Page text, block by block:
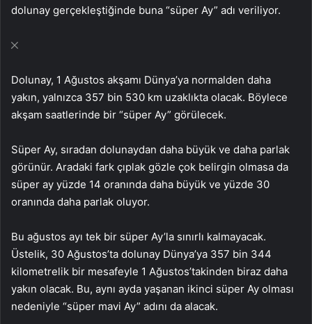
dolunay gerçekleştiğinde buna “süper Ay” adı veriliyor.
Dolunay, 1 Ağustos akşamı Dünya’ya normalden daha
yakın, yalnızca 357 bin 530 km uzaklıkta olacak. Böylece
akşam saatlerinde bir “süper Ay” görülecek.
Süper Ay, sıradan dolunaydan daha büyük ve daha parlak
görünür. Aradaki fark çıplak gözle çok belirgin olmasa da
süper ay yüzde 14 oranında daha büyük ve yüzde 30
oranında daha parlak oluyor.
Bu ağustos ayı tek bir süper Ay’la sınırlı kalmayacak.
Üstelik, 30 Ağustos’ta dolunay Dünya’ya 357 bin 344
kilometrelik bir mesafeyle 1 Ağustos’takinden biraz daha
yakın olacak. Bu, aynı ayda yaşanan ikinci süper Ay olması
nedeniyle “süper mavi Ay” adını da alacak.